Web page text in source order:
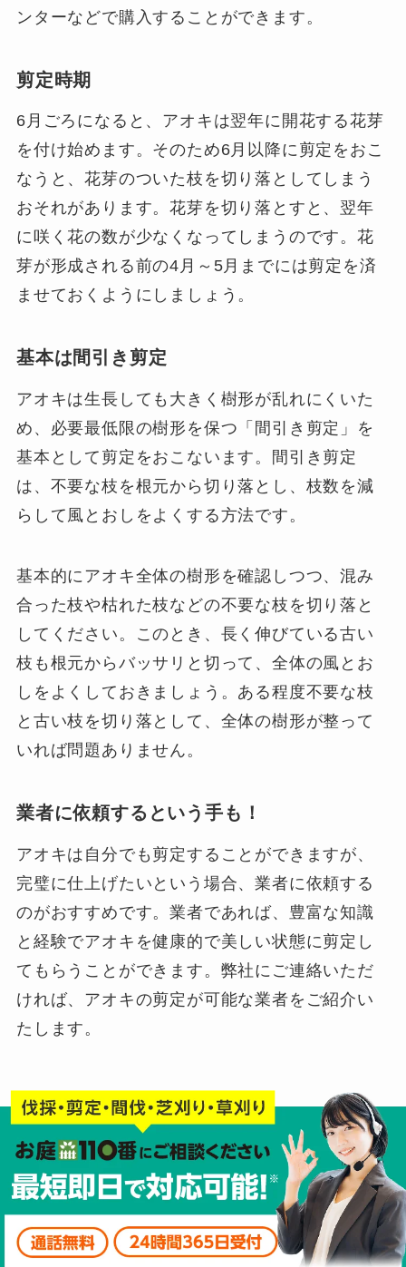
ンターなどで購入することができます。
剪定時期
6月ごろになると、アオキは翌年に開花する花芽
を付け始めます。そのため6月以降に剪定をおこ
なうと、花芽のついた枝を切り落としてしまう
おそれがあります。花芽を切り落とすと、翌年
に咲く花の数が少なくなってしまうのです。花
芽が形成される前の4月～5月までには剪定を済
ませておくようにしましょう。
基本は間引き剪定
アオキは生長しても大きく樹形が乱れにくいた
め、必要最低限の樹形を保つ「間引き剪定」を
基本として剪定をおこないます。間引き剪定
は、不要な枝を根元から切り落とし、枝数を減
らして風とおしをよくする方法です。
基本的にアオキ全体の樹形を確認しつつ、混み
合った枝や枯れた枝などの不要な枝を切り落と
してください。このとき、長く伸びている古い
枝も根元からバッサリと切って、全体の風とお
しをよくしておきましょう。ある程度不要な枝
と古い枝を切り落として、全体の樹形が整って
いれば問題ありません。
業者に依頼するという手も！
アオキは自分でも剪定することができますが、
完璧に仕上げたいという場合、業者に依頼する
のがおすすめです。業者であれば、豊富な知識
と経験でアオキを健康的で美しい状態に剪定し
てもらうことができます。弊社にご連絡いただ
ければ、アオキの剪定が可能な業者をご紹介い
たします。